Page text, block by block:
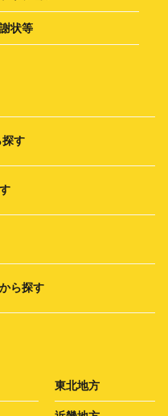
状等
探す
ら探す
東北地方